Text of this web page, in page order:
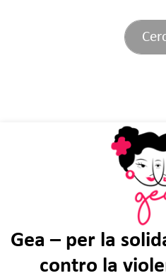
Gea – per la
contro la